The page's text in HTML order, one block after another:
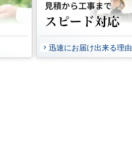
迅速にお届け出来る理由